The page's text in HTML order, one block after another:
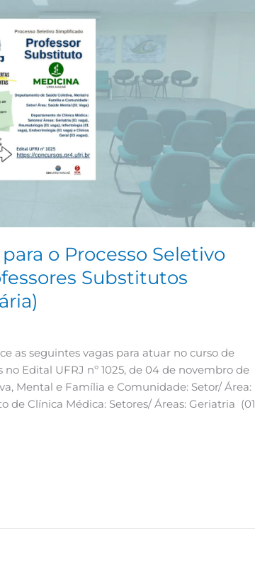
o Processo Seletivo
Substitutos
as seguintes vagas para atuar no curso de
Edital UFRJ nº 1025, de 04 de novembro de
Mental e Família e Comunidade: Setor/ Área:
de Clínica Médica: Setores/ Áreas: Geriatria (01